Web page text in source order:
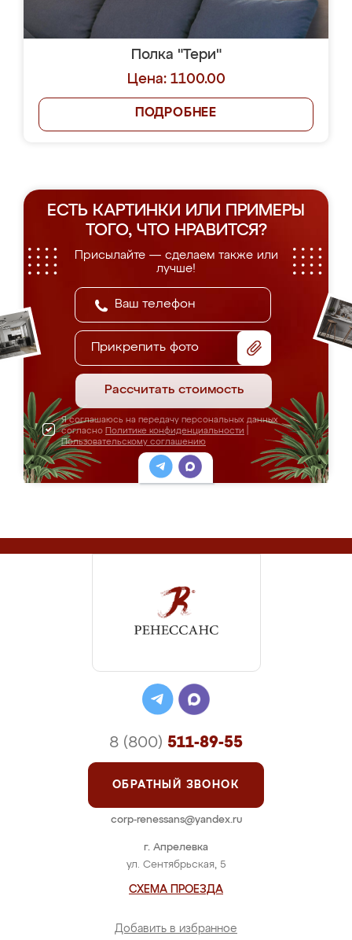
Полка "Тери"
Цена: 1100.00
ПОДРОБНЕЕ
ЕСТЬ КАРТИНКИ ИЛИ ПРИМЕРЫ
ТОГО, ЧТО НРАВИТСЯ?
Присылайте — сделаем также или
лучше!
Прикрепить фото
Рассчитать стоимость
Я соглашаюсь на передачу персональных данных
согласно Политике конфиденциальности
Пользовательскому соглашению
г. Апрелевка
ул. Сентябрьская, 5
СХЕМА ПРОЕЗДА
Добавить в избранное
8 (800) 511-89-55
ОБРАТНЫЙ ЗВОНОК
corp-renessans@yandex.ru